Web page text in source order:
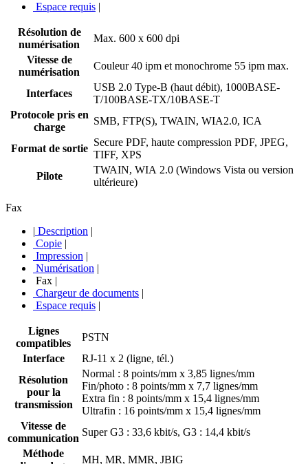
Espace requis |
Résolution de
numérisation
Max. 600 x 600 dpi
Vitesse de
numérisation
Couleur 40 ipm et monochrome 55 ipm max.
Interfaces
USB 2.0 Type-B (haut débit), 1000BASE-
T/100BASE-TX/10BASE-T
Protocole pris en
charge
SMB, FTP(S), TWAIN, WIA2.0, ICA
Format de sortie
Secure PDF, haute compression PDF, JPEG,
TIFF, XPS
Pilote
TWAIN, WIA 2.0 (Windows Vista ou version
ultérieure)
Fax
| Description |
Copie |
Impression |
Numérisation |
Fax |
Chargeur de documents |
Espace requis |
Lignes
compatibles
PSTN
Interface
RJ-11 x 2 (ligne, tél.)
Résolution
pour la
transmission
Normal : 8 points/mm x 3,85 lignes/mm
Fin/photo : 8 points/mm x 7,7 lignes/mm
Extra fin : 8 points/mm x 15,4 lignes/mm
Ultrafin : 16 points/mm x 15,4 lignes/mm
Vitesse de
communication
Super G3 : 33,6 kbit/s, G3 : 14,4 kbit/s
Méthode
MH, MR, MMR, JBIG